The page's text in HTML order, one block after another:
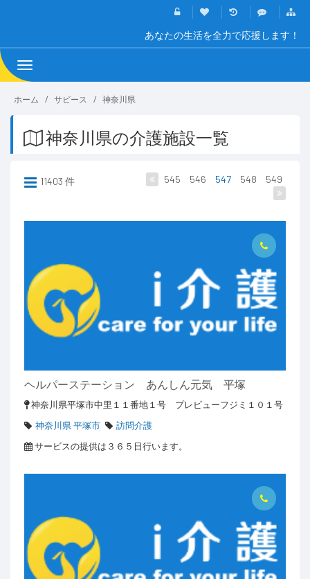
あなたの生活を全力で応援します！
Toggle
navigation
ホーム サビース 神奈川県
神奈川県の介護施設一覧
11403 件 545 546 547 548 549
ヘルパーステーション あんしん元気 平塚
神奈川県平塚市中里１１番地１号 プレビューフジミ１０１号
神奈川県 平塚市
訪問介護
サービスの提供は３６５日行います。